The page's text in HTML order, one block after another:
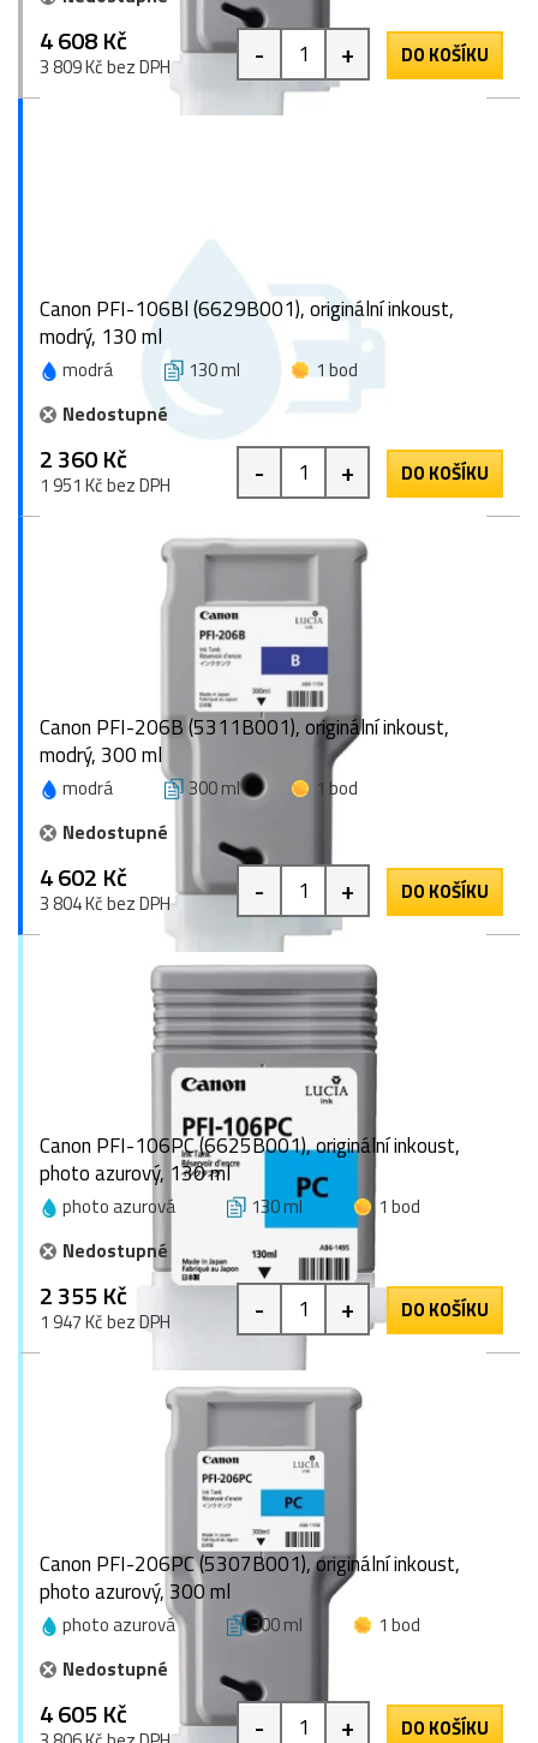
4 608 Kč
3 809 Kč bez DPH - + DO KOŠÍKU
Canon PFI-106Bl (6629B001), originální inkoust,
modrý, 130 ml
modrá 130 ml
1 bod
Nedostupné
2 360 Kč
1 951 Kč bez DPH - + DO KOŠÍKU
Canon PFI-206B (5311B001), originální inkoust,
modrý, 300 ml
modrá 300 ml
1 bod
Nedostupné
4 602 Kč
3 804 Kč bez DPH - + DO KOŠÍKU
Canon PFI-106PC (6625B001), originální inkoust,
photo azurový, 130 ml
photo azurová 130 ml
1 bod
Nedostupné
2 355 Kč
1 947 Kč bez DPH - + DO KOŠÍKU
Canon PFI-206PC (5307B001), originální inkoust,
photo azurový, 300 ml
photo azurová 300 ml
1 bod
Nedostupné
4 605 Kč - + DO KOŠÍKU